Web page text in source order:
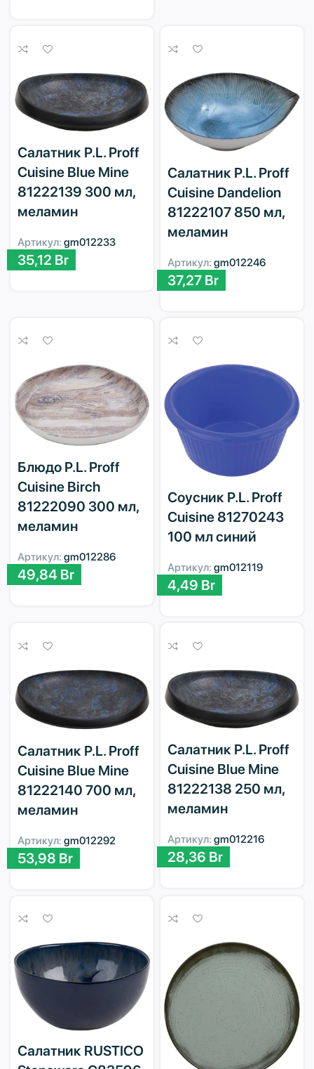
Салатник P.L. Proff
Cuisine Blue Mine
81222139 300 мл,
меламин
Артикул: gm012233
35,12 Br
Салатник P.L. Proff
Cuisine Dandelion
81222107 850 мл,
меламин
Артикул: gm012246
37,27 Br
Блюдо P.L. Proff
Cuisine Birch
81222090 300 мл,
меламин
Артикул: gm012286
49,84 Br
Соусник P.L. Proff
Cuisine 81270243
100 мл синий
Артикул: gm012119
4,49 Br
Салатник P.L. Proff
Cuisine Blue Mine
81222140 700 мл,
меламин
Артикул: gm012292
53,98 Br
Салатник P.L. Proff
Cuisine Blue Mine
81222138 250 мл,
меламин
Артикул: gm012216
28,36 Br
Салатник RUSTICO